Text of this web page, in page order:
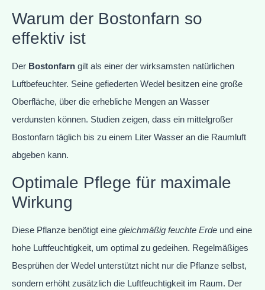
Warum der Bostonfarn so
effektiv ist
Der Bostonfarn gilt als einer der wirksamsten natürlichen
Luftbefeuchter. Seine gefiederten Wedel besitzen eine große
Oberfläche, über die erhebliche Mengen an Wasser
verdunsten können. Studien zeigen, dass ein mittelgroßer
Bostonfarn täglich bis zu einem Liter Wasser an die Raumluft
abgeben kann.
Optimale Pflege für maximale
Wirkung
Diese Pflanze benötigt eine gleichmäßig feuchte Erde und eine
hohe Luftfeuchtigkeit, um optimal zu gedeihen. Regelmäßiges
Besprühen der Wedel unterstützt nicht nur die Pflanze selbst,
sondern erhöht zusätzlich die Luftfeuchtigkeit im Raum. Der